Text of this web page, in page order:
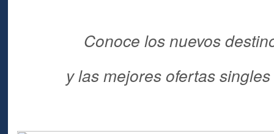
Conoce los nuevos
y las mejores ofertas singles